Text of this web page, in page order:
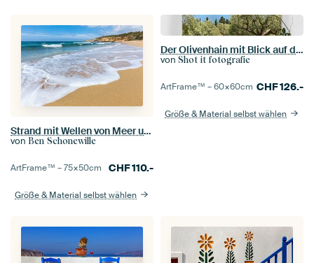
Strand mit Wellen von Meer und Bergen vor der griechischen Küste
von Ben Schonewille
ArtFrame™ –75×50cm CHF110.-
Größe & Material selbst wählen
Der Olivenhain mit Blick auf das Ionische Meer
von Shot it fotografie
ArtFrame™ –60×60cm CHF126.-
Größe & Material selbst wählen